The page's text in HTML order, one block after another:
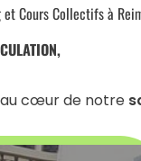
Cours Collectifs à
cœur de notre